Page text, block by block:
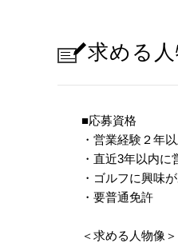
求める
■応募資格
・営業経験２年
・直近3年以内
・ゴルフに興味
・要普通免許
＜求める人物像＞